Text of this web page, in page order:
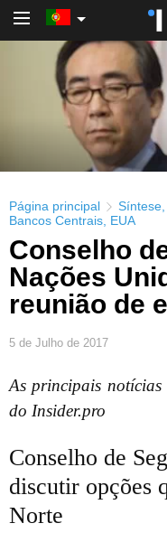
Página principal Síntese
Bancos Centrais EUA
Conselho
Nações
reunião de
5 de Julho de 2017
As principais notícias
do Insider.pro
Conselho de
discutir opções
Norte